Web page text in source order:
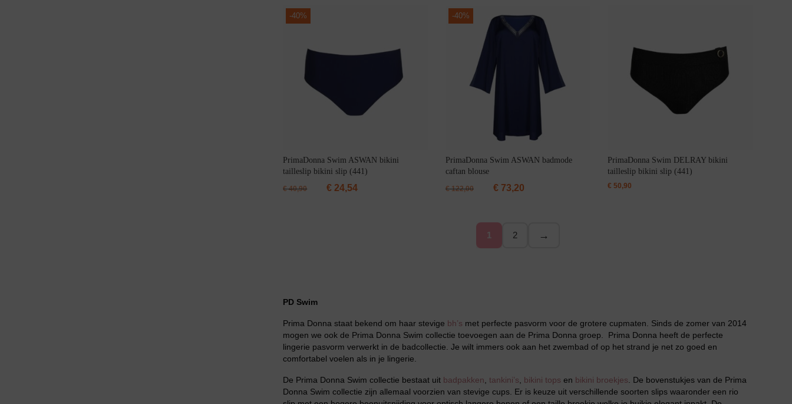
-40%
PrimaDonna Swim ASWAN bikini
tailleslip bikini slip (441)
€40,90 € 24,54
-40%
PrimaDonna Swim ASWAN badmode
caftan blouse
€122,00 €73,20
PrimaDonna Swim DELRAY bikini
tailleslip bikini slip (441)
€ 50,90
1 2 →
PD Swim
Prima Donna staat bekend om haar stevige bh’s met perfecte pasvorm voor de grotere cupmaten. Sinds de zomer van 2014
mogen we ook de Prima Donna Swim collectie toevoegen aan de Prima Donna groep. Prima Donna heeft de perfecte
lingerie pasvorm verwerkt in de badcollectie. Je wilt immers ook aan het zwembad of op het strand je net zo goed en
comfortabel voelen als in je lingerie.
De Prima Donna Swim collectie bestaat uit badpakken ,tankini’s bikini topsen bikini broekjes . De bovenstukjes van de Prima
Donna Swim collectie zijn allemaal voorzien van stevige cups. Er is keuze uit verschillende soorten slips waaronder een rio